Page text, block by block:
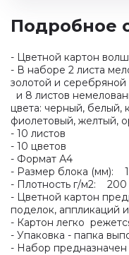
Подробное
- Цветной картон
- В наборе 2 листа
золотой и
и 8 листов
цвета: черный, белый,
фиолетовый, желтый,
- 10 листов
- 10 цветов
- Формат А4
- Размер блока (мм):
- Плотность г/м2: 200
- Цветной картон
поделок, аппликаций
- Картон легко
- Упаковка - папка
- Набор предназначен